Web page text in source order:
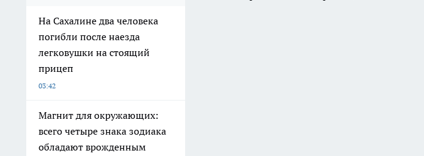
На Сахалине два человека
погибли после наезда
легковушки на стоящий
прицеп
03:42
Магнит для окружающих:
всего четыре знака зодиака
обладают врожденным